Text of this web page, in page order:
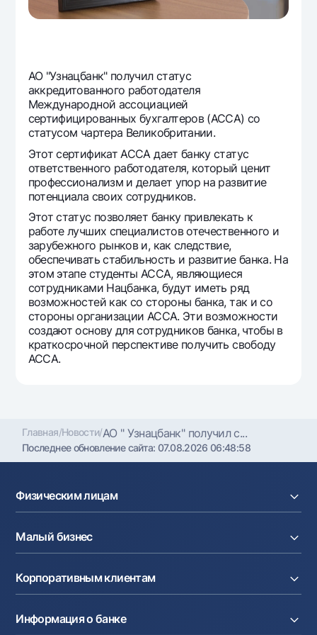
Офисы и банкоматы
Контакт-центр
+998 78 148-00-101344
АО "Узнацбанк" получил статус
аккредитованного работодателя
Международной ассоциацией
сертифицированных бухгалтеров (ACCA) со
статусом чартера Великобритании.
Этот сертификат ACCA дает банку статус
ответственного работодателя, который ценит
профессионализм и делает упор на развитие
потенциала своих сотрудников.
Этот статус позволяет банку привлекать к
работе лучших специалистов отечественного и
зарубежного рынков и, как следствие,
обеспечивать стабильность и развитие банка. На
этом этапе студенты ACCA, являющиеся
сотрудниками Нацбанка, будут иметь ряд
возможностей как со стороны банка, так и со
стороны организации ACCA. Эти возможности
создают основу для сотрудников банка, чтобы в
краткосрочной перспективе получить свободу
ACCA.
Главная/Новости/АО " Узнацбанк" получил с...
Последнее обновление сайта:07.08.2026 06:48:58
Физическим лицам
Вклады
Карты
Курсы валют
Денежные переводы
Тарифы
Акции
Мобильное приложение Milliy
Малый бизнес
Кредиты
Эквайринг
Депозиты
Карты
Корпоративным клиентам
Факторинг
Информация о банке